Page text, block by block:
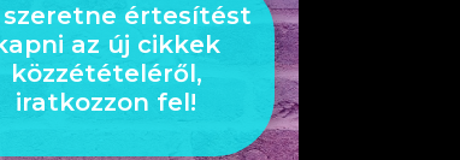
szeretne értesítést
az új cikkek
közzétételéről,
iratkozzon fel!